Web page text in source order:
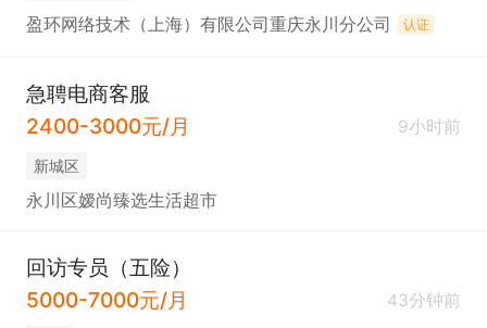
盈环网络技术（上海）有限公司重庆永川分公司 认证
急聘电商客服
2400-3000元/月
9小时前
新城区
永川区嫒尚臻选生活超市
回访专员（五险）
5000-7000元/月
43分钟前